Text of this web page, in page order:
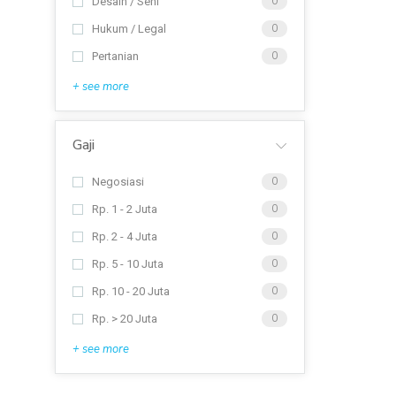
Hukum / Legal 0
Pertanian 0
+ see more
Gaji
Negosiasi 0
Rp. 1 - 2 Juta 0
Rp. 2 - 4 Juta 0
Rp. 5 - 10 Juta 0
Rp. 10 - 20 Juta 0
Rp. > 20 Juta 0
+ see more